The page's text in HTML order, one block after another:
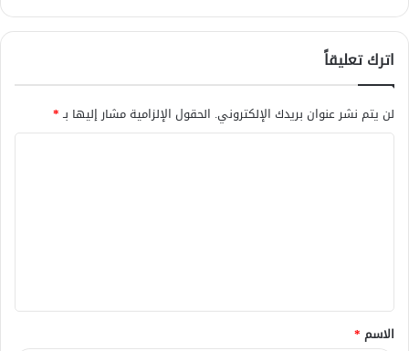
اترك تعليقاً
لن يتم نشر عنوان بريدك الإلكتروني. الحقول الإلزامية مشار إليها بـ*
ق
*
الاسم *